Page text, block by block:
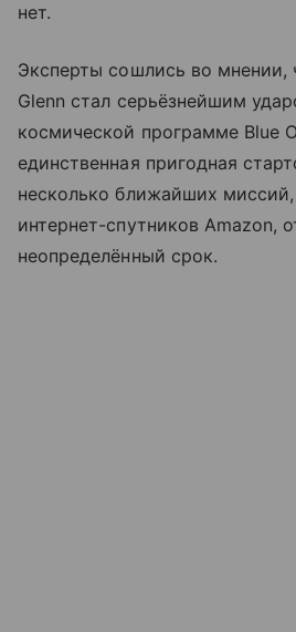
нет.
Эксперты сошлись во мнении,
Glenn стал серьёзнейшим
космической программе Blue
единственная пригодная
несколько ближайших
интернет-спутников Amazon,
неопределённый срок.